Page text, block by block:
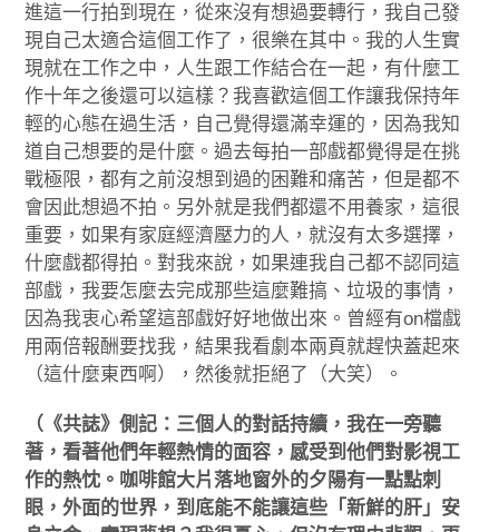
進這一行拍到現在，從來沒有想過要轉行，我自己發
現自己太適合這個工作了，很樂在其中。我的人生實
現就在工作之中，人生跟工作結合在一起，有什麼工
作十年之後還可以這樣？我喜歡這個工作讓我保持年
輕的心態在過生活，自己覺得還滿幸運的，因為我知
道自己想要的是什麼。過去每拍一部戲都覺得是在挑
戰極限，都有之前沒想到過的困難和痛苦，但是都不
會因此想過不拍。另外就是我們都還不用養家，這很
重要，如果有家庭經濟壓力的人，就沒有太多選擇，
什麼戲都得拍。對我來說，如果連我自己都不認同這
部戲，我要怎麼去完成那些這麼難搞、垃圾的事情，
因為我衷心希望這部戲好好地做出來。曾經有on檔戲
用兩倍報酬要找我，結果我看劇本兩頁就趕快蓋起來
（這什麼東西啊），然後就拒絕了（大笑）。
（《共誌》側記：三個人的對話持續，我在一旁聽
著，看著他們年輕熱情的面容，感受到他們對影視工
作的熱忱。咖啡館大片落地窗外的夕陽有一點點刺
眼，外面的世界，到底能不能讓這些「新鮮的肝」安